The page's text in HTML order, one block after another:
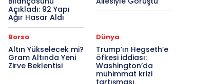
Açıkladı: 92 Yapı
Ağır Hasar Aldı
Borsa
Altın Yükselecek mi?
Gram Altında Yeni
Zirve Beklentisi
Dünya
Trump’ın Hegseth’e
öfkesi iddiası:
Washington’da
mühimmat krizi
tartışması